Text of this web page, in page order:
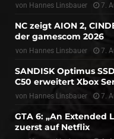
von Hannes Linsbauer 7.
NC zeigt AION 2,
der gamescom 2026
von Hannes Linsbauer 7.
SANDISK Optimus
C50 erweitert Xbox
von Hannes Linsbauer 7.
GTA 6: „An Extended
zuerst auf Netflix